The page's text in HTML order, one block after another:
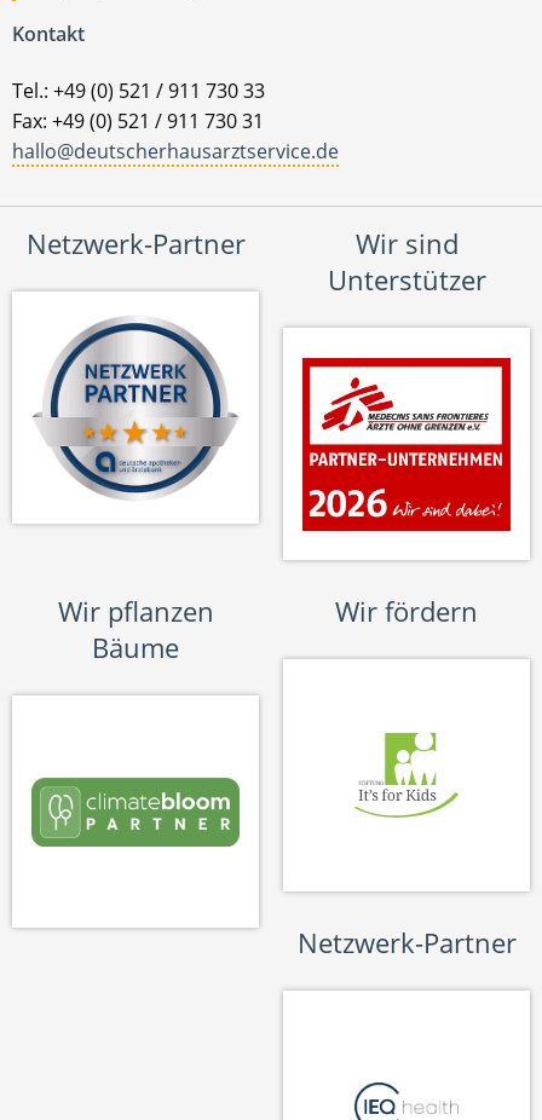
Kontakt
Tel.: +49 (0) 521 / 911 730 33
Fax: +49 (0) 521 / 911 730 31
hallo@deutscherhausarztservice.de
Netzwerk-Partner
Wir sind
Unterstützer
Wir pflanzen
Bäume
Wir fördern
Netzwerk-Partner